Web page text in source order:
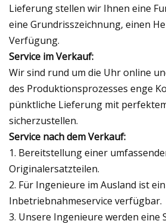
Lieferung stellen wir Ihnen eine
eine Grundrisszeichnung, einen
Verfügung.
Service im Verkauf:
Wir sind rund um die Uhr online
des Produktionsprozesses enge
pünktliche Lieferung mit
sicherzustellen.
Service nach dem Verkauf:
1. Bereitstellung einer
Originalersatzteilen.
2. Für Ingenieure im Ausland ist
Inbetriebnahmeservice verfügbar.
3. Unsere Ingenieure werden eine